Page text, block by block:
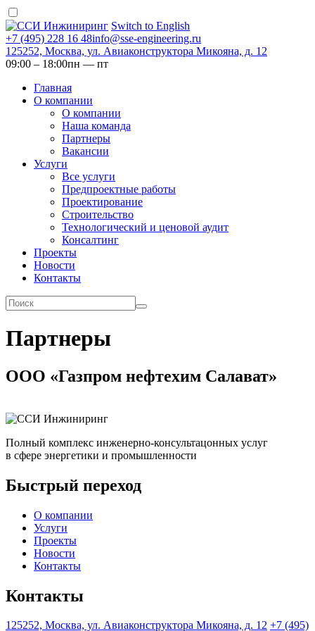
Switch to English
+7 (495) 228 16 48info@sse-engineering.ru
125252, Москва, ул. Авиаконструктора Микояна, д. 12
09:00 ‒ 18:00пн — пт
Главная
О компании
О компании
Наша команда
Партнеры
Вакансии
Услуги
Все услуги
Предпроектные работы
Проектирование
Строительство
Технологический и ценовой аудит
Консалтинг
Проекты
Новости
Контакты
Партнеры
ООО «Газпром нефтехим Салават»
Полный комплекс инженерно-консультацонных услуг
в сфере энергетики и промышленности
Быстрый переход
О компании
Услуги
Проекты
Новости
Контакты
Контакты
125252, Москва, ул. Авиаконструктора Микояна, д. 12 +7 (495)